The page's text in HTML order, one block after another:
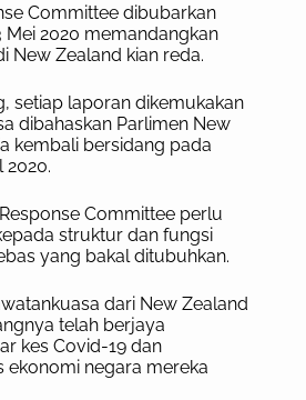
Committee dibubarkan
Mei 2020 memandangkan
New Zealand kian reda.
setiap laporan dikemukakan
dibahaskan Parlimen New
kembali bersidang pada
2020.
Committee perlu
struktur dan fungsi
yang bakal ditubuhkan.
dari New Zealand
telah berjaya
kes Covid-19 dan
ekonomi negara mereka